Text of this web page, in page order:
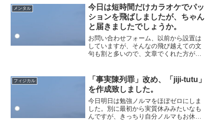
ではあるわけで、そうすると所詮**健常
者ではないナニカ**...
メンタル
今日は短時間だけカラオケでパッ
ションを飛ばしましたが、ちゃん
と届きましたでしょうか。
お問い合わせフォーム、以前から設置は
していますが、そんなの飛び越えての文
句も割と多いので、文章でくれた方が助
問でもあればどしどしどうぞ。街中でい
きなり嫌味言われるのと、...
フィジカル
「事実陳列罪」改め、「jiji-tutu」
を作成致しました。
今日明日は勉強ノルマをほぼゼロにしま
した。別に最初から実質休みみたいなも
んですが、きっちり自分ノルマもお休